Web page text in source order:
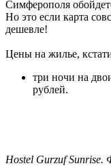
Симферополя
Но это если карта
дешевле!
Цены на жилье,
три ночи на
рублей.
Hostel Gurzuf Sunrise.